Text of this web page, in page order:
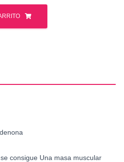
consigue Una masa muscular